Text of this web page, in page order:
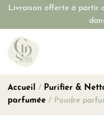
Livraison offerte à partir
Accueil / Purifier &
parfumée / Poudre